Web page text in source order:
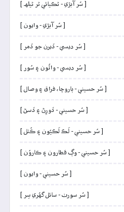
[ سُر آبڙي - ٿڪيائي ٿر ٿيلهہ ]
[ سُر آبڙي - وايون ]
[ سُر ديسي - ڏيرن جو ڏمر ]
[ سُر ديسي - واٽُون ۽ سُور ]
[ سُر حسيني - ٻاروچا، فراق ۽ وصال ]
[ سُر حسيني - ڏورِڻ ۽ ڏسڻ ]
[ سُر حسيني - لَڪ لَڪيُون ۽ ڪُٺل ]
[ سُر حسيني - وڳ قطارون ۽ ڪاروُن ]
[ سُر حسيني - وايون ]
[ سُر سورٺ - سائل گهُري سِر ]